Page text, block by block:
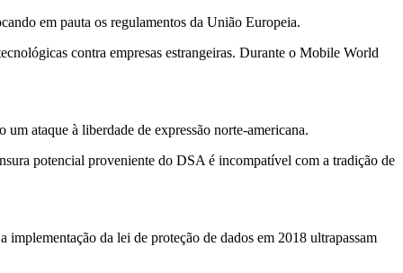
em pauta os regulamentos da União Europeia.
contra empresas estrangeiras. Durante o Mobile World
ataque à liberdade de expressão norte-americana.
potencial proveniente do DSA é incompatível com a tradição de
da lei de proteção de dados em 2018 ultrapassam